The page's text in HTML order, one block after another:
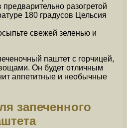
разогретой
180 градусов Цельсия
свежей зеленью и
паштет с горчицей,
Он будет отличным
аппетитные и необычные
запеченного